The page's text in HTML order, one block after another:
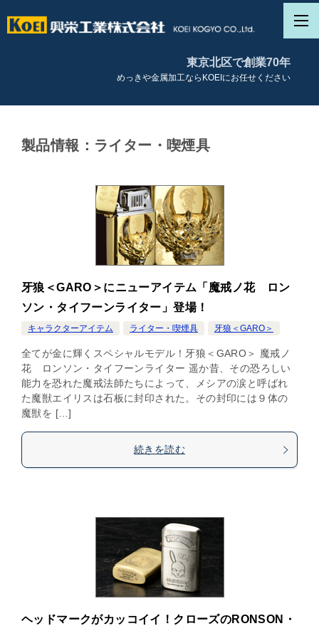
東京北区で創業70年
めっきや金属加工ならKOEIにお任せください
製品情報：ライター・喫煙具
牙狼＜GARO＞にニューアイテム「魔戒ノ花 ロン
ソン・タイフーンライター」登場！
キャラクターアイテム ライター・喫煙具 牙狼＜GARO＞
全てが金に輝くスペシャルモデル！牙狼＜GARO＞ 魔戒ノ
花 ロンソン・タイフーンライター 遥か昔、その恐ろしい
能力を恐れた魔戒法師たちによって、メシアの涙と呼ばれ
た魔獣エイリスは石板に封印された。その封印には９体の
魔獣を […]
続きを読む
ヘッドマークがカッコイイ！クローズのRONSON・